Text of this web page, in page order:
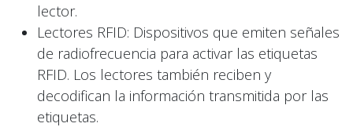
lector.
Lectores RFID: Dispositivos que emiten señales
de radiofrecuencia para activar las etiquetas
RFID. Los lectores también reciben y
decodifican la información transmitida por las
etiquetas.